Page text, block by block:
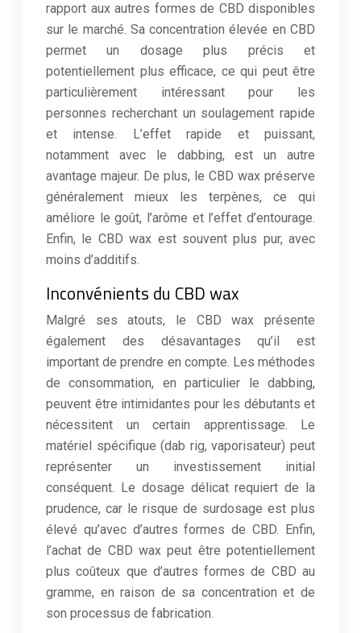
rapport aux autres formes de CBD disponibles
sur le marché. Sa concentration élevée en CBD
permet un dosage plus précis et
potentiellement plus efficace, ce qui peut être
particulièrement intéressant pour les
personnes recherchant un soulagement rapide
et intense. L’effet rapide et puissant,
notamment avec le dabbing, est un autre
avantage majeur. De plus, le CBD wax préserve
généralement mieux les terpènes, ce qui
améliore le goût, l’arôme et l’effet d’entourage.
Enfin, le CBD wax est souvent plus pur, avec
moins d’additifs.
Inconvénients du CBD wax
Malgré ses atouts, le CBD wax présente
également des désavantages qu’il est
important de prendre en compte. Les méthodes
de consommation, en particulier le dabbing,
peuvent être intimidantes pour les débutants et
nécessitent un certain apprentissage. Le
matériel spécifique (dab rig, vaporisateur) peut
représenter un investissement initial
conséquent. Le dosage délicat requiert de la
prudence, car le risque de surdosage est plus
élevé qu’avec d’autres formes de CBD. Enfin,
l’achat de CBD wax peut être potentiellement
plus coûteux que d’autres formes de CBD au
gramme, en raison de sa concentration et de
son processus de fabrication.